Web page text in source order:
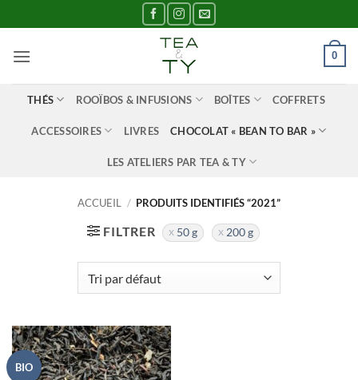
au
contenu
0
THÉS ROOÏBOS & INFUSIONS BOÎTES COFFRETS
ACCESSOIRES LIVRES CHOCOLAT « BEAN TO BAR »
LES ATELIERS PAR TEA & TY
ACCUEIL / PRODUITS IDENTIFIÉS “2021”
FILTRER 50 g 200 g
BIO